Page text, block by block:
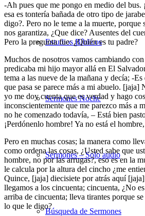
Estudios Bíblicos
Sermones Noche
Sermones – Solo audio
Búsqueda de Sermones
-Ah pues que me pongo en medio del bus.
esa es tontería bañada de otro tipo de
digo?. Pero no le teme a la muerte, porque
nos garantiza, ¿Que dice? Ausentes del
Pero la pregunta fue: ¿Quién es tu padre?
Muchos de nosotros vamos cambiando
predicaba mi hijo mayor allá en El
tema a las nueve de la mañana y decía; -
que pasa se parece más a mi abuelo. [jaja]
yo me doy cuenta que es verdad y hago
inconscientemente que me parezco más a
no he comenzado todavía, – Está bien
¡Perdónenlo hombre! Ya no está el
Pero en muchas cosas; la manera como
como ordena las cosas, ¿Usted sabe que
hombre, no por las arrugas?, eso es en la
le calcula por la altura del cincho ¿me
Quince, [jaja] diecisiete por atrás aquí
llegamos a los cincuenta; cincuenta, ¿No
arriba de cincuenta; lleva tirantes porque
lo que le digo?